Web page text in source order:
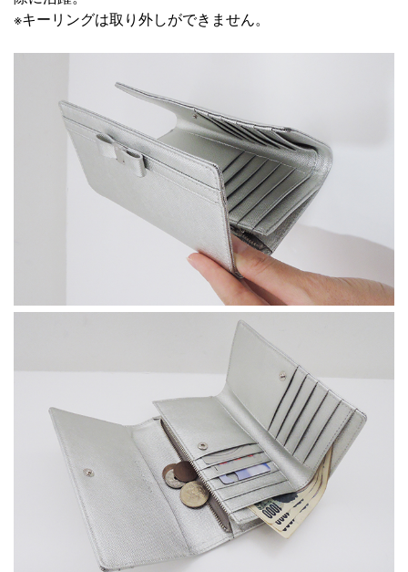
※キーリングは取り外しができません。